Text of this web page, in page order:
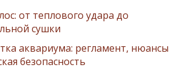
от теплового удара до
сушки
аквариума: регламент, нюансы
безопасность